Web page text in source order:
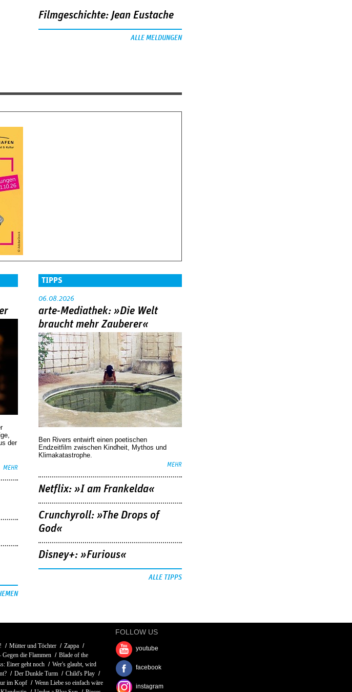
Filmgeschichte: Jean Eustache
ALLE MELDUNGEN
der
MEHR
TIPPS
06.08.2026
arte-Mediathek: »Die Welt
braucht mehr Zauberer«
Ben Rivers entwirft einen poetischen
Endzeitfilm zwischen Kindheit, Mythos und
Klimakatastrophe.
MEHR
Netflix: »I am Frankelda«
Crunchyroll: »The Drops of
God«
Disney+: »Furious«
ALLE TIPPS
Mütter und Töchter
Zappa
die Flammen
Blade of the
Einer geht noch
Wer's glaubt, wird
Der Dunkle Turm
Child's Play
im Kopf
Wenn Liebe so einfach wäre
FOLLOW US
youtube
facebook
instagram